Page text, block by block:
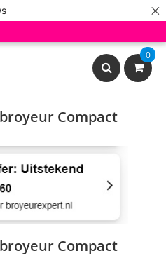
×
0
Search
Compact
Compact